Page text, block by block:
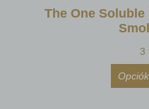
The One
3